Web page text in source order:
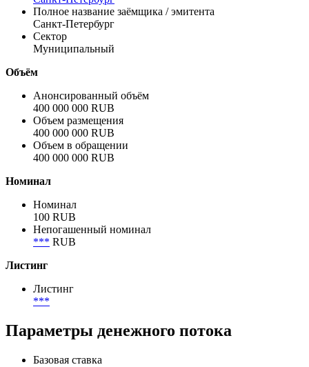
Полное название заёмщика / эмитента
Санкт-Петербург
Сектор
Муниципальный
Объём
Анонсированный объём
400 000 000 RUB
Объем размещения
400 000 000 RUB
Объем в обращении
400 000 000 RUB
Номинал
Номинал
100 RUB
Непогашенный номинал
*** RUB
Листинг
Листинг
***
Параметры денежного потока
Базовая ставка